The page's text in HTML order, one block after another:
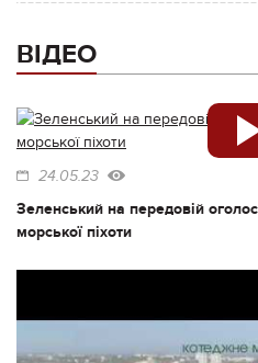
ВІДЕО
24.05.23
Зеленський на передовій
морської піхоти